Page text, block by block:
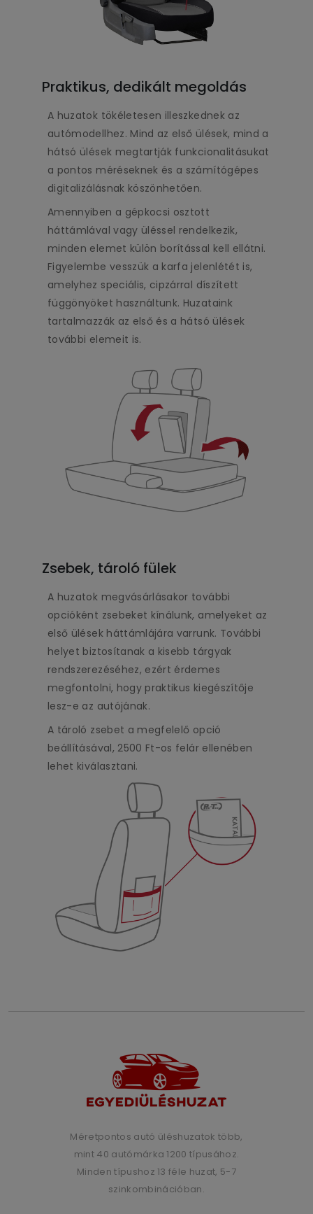
Praktikus, dedikált megoldás
A huzatok tökéletesen illeszkednek az
autómodellhez. Mind az első ülések, mind a
hátsó ülések megtartják funkcionalitásukat
a pontos méréseknek és a számítógépes
digitalizálásnak köszönhetően.
Amennyiben a gépkocsi osztott
háttámlával vagy üléssel rendelkezik,
minden elemet külön borítással kell ellátni.
Figyelembe vesszük a karfa jelenlétét is,
amelyhez speciális, cipzárral díszített
függönyöket használtunk. Huzataink
tartalmazzák az első és a hátsó ülések
további elemeit is.
Zsebek, tároló fülek
A huzatok megvásárlásakor további
opcióként zsebeket kínálunk, amelyeket az
első ülések háttámlájára varrunk. További
helyet biztosítanak a kisebb tárgyak
rendszerezéséhez, ezért érdemes
megfontolni, hogy praktikus kiegészítője
lesz-e az autójának.
A tároló zsebet a megfelelő opció
beállításával, 2500 Ft-os felár ellenében
lehet kiválasztani.
Méretpontos autó üléshuzatok több,
mint 40 autómárka 1200 típusához.
Minden típushoz 13 féle huzat, 5-7
szinkombinációban.